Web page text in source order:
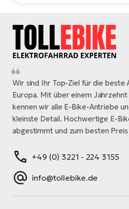
Wir sind Ihr Top-Ziel für die beste
Europa. Mit über einem
kennen wir alle E-Bike-Antriebe
kleinste Detail. Hochwertige E-
abgestimmt und zum besten
+49 (0) 3221 - 224 3155
info@tollebike.de